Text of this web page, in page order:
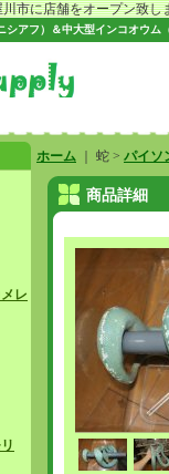
をオープン致しまし
シアフ）＆中大型インコオウム
レ
ホーム ｜ 蛇 > パイソ
商品詳細